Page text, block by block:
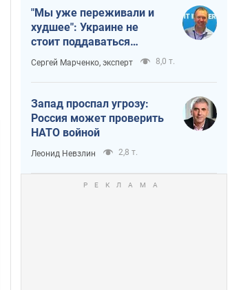
"Мы уже переживали и
худшее": Украине не
стоит поддаваться
отчаянию из-за
ракетного террора
Сергей Марченко, эксперт 8,0 т.
Запад проспал угрозу:
Россия может проверить
НАТО войной
Леонид Невзлин 2,8 т.